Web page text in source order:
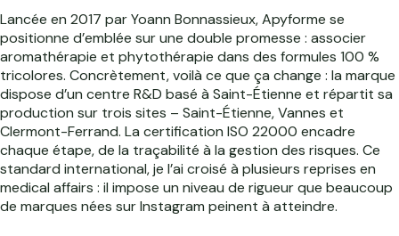
Lancée en 2017 par Yoann Bonnassieux, Apyforme se
positionne d’emblée sur une double promesse : associer
aromathérapie et phytothérapie dans des formules 100 %
tricolores. Concrètement, voilà ce que ça change : la marque
dispose d’un centre R&D basé à Saint-Étienne et répartit sa
production sur trois sites – Saint-Étienne, Vannes et
Clermont-Ferrand. La certification ISO 22000 encadre
chaque étape, de la traçabilité à la gestion des risques. Ce
standard international, je l’ai croisé à plusieurs reprises en
medical affairs : il impose un niveau de rigueur que beaucoup
de marques nées sur Instagram peinent à atteindre.